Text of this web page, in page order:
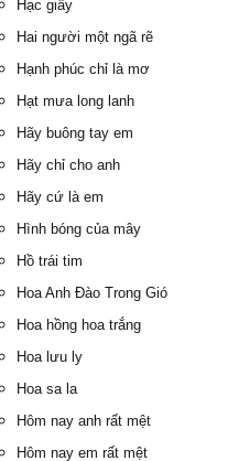
Hạc giấy
Hai người một ngã rẽ
Hạnh phúc chỉ là mơ
Hạt mưa long lanh
Hãy buông tay em
Hãy chỉ cho anh
Hãy cứ là em
Hình bóng của mây
Hồ trái tim
Hoa Anh Đào Trong Gió
Hoa hồng hoa trắng
Hoa lưu ly
Hoa sa la
Hôm nay anh rất mệt
Hôm nay em rất mệt